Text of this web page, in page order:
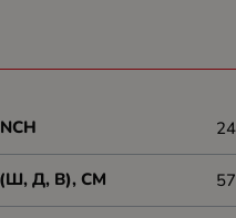
Д, В), СМ